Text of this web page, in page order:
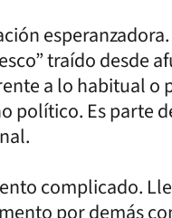
traído desde
a lo habitual o
político. Es parte
complicado.